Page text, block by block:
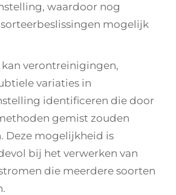
waardoor nog
mogelijk
verontreinigingen,
variaties in
identificeren die door
gemist zouden
Deze mogelijkheid is
bij het verwerken van
die meerdere soorten